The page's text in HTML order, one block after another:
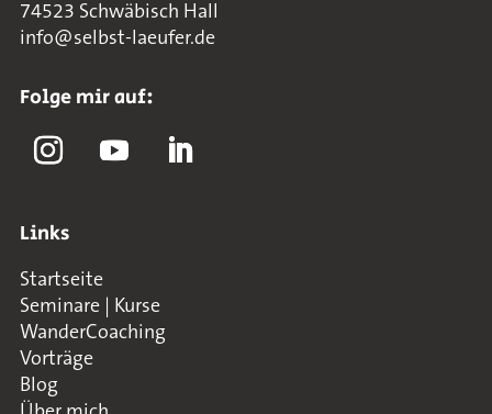
74523 Schwäbisch Hall
info@selbst-laeufer.de
Folge mir auf:
Links
Startseite
Seminare | Kurse
WanderCoaching
Vorträge
Blog